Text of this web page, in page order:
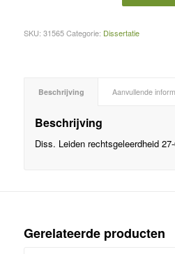
SKU: 31565 Categorie: Dissertatie
Beschrijving Aanvullende
Beschrijving
Diss. Leiden rechtsgeleerdheid
Gerelateerde producten